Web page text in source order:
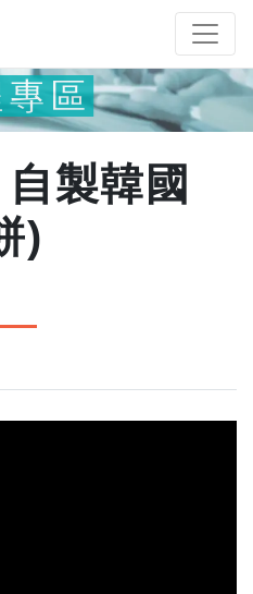
專區
製韓國
)